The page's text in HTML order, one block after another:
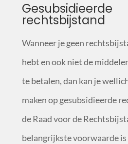
Gesubsidieerde
rechtsbijstand
Wanneer je geen
hebt en ook niet de
te betalen, dan kan je
maken op gesubsidieerde
de Raad voor de
belangrijkste voorwaarde is